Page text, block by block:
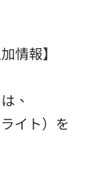
情報】
、
イト）を